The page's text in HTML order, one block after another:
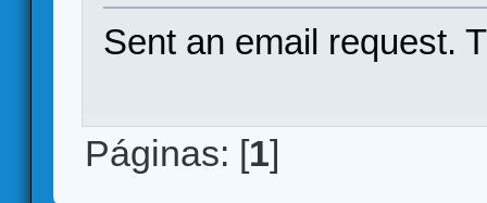
Sent an email request.
Páginas: [1]